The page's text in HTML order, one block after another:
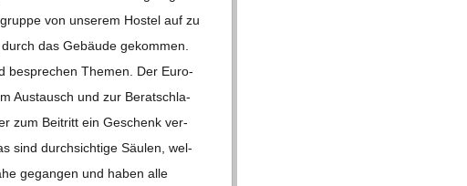
von unse­rem Hos­tel auf zu
das Gebäude gekom­men.
bespre­chen The­men. Der Euro­
Aus­tausch und zur Berat­schla­
zum Bei­tritt ein Geschenk ver­
sind durch­sich­tige Säu­len, wel­
gegan­gen und haben alle